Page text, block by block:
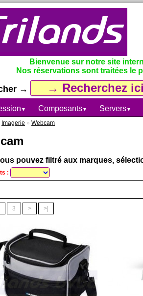
Bienvenue sur notre site
Nos réservations sont traitées le
→
▼ Composants▼ Servers▼
Imagerie » Webcam
pouvez filtré aux marques,
:
3 > >|